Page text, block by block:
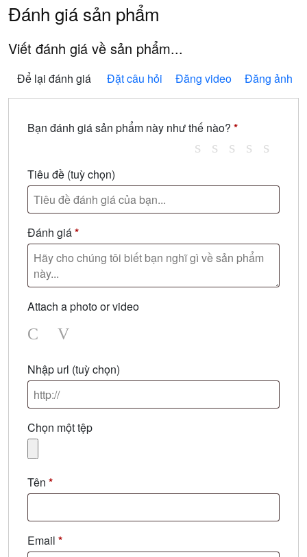
Đánh giá sản phẩm
Viết đánh giá về sản phẩm...
Để lại đánh giá Đặt câu hỏi Đăng video Đăng ảnh
Bạn đánh giá sản phẩm này như thế nào? *
Tiêu đề (tuỳ chọn)
Đánh giá*
Attach a photo or video
Photo
Nhập url (tuỳ chọn)
Chọn một tệp
Tên *
Email *